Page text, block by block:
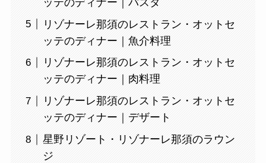
リゾナーレ那須のレストラン・オットセ
ッテのディナー｜魚介料理
リゾナーレ那須のレストラン・オットセ
ッテのディナー｜肉料理
リゾナーレ那須のレストラン・オットセ
ッテのディナー｜デザート
星野リゾート・リゾナーレ那須のラウン
ジ